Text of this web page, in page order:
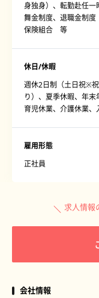
身独身）、転勤赴任
舞金制度、退職金制
保険組合 等
休日/休暇
週休2日制（土日祝※
り）、夏季休暇、年末
育児休業、介護休業、
雇用形態
正社員
求人情報
会社情報